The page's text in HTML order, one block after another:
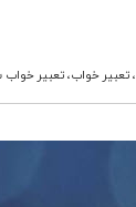
،تعبیر خواب،تعبیر خواب